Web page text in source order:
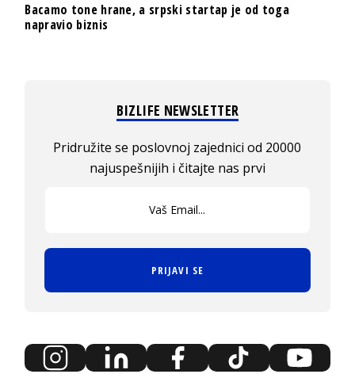
Bacamo tone hrane, a srpski startap je od toga
napravio biznis
BIZLIFE NEWSLETTER
Pridružite se poslovnoj zajednici od 20000
najuspešnijih i čitajte nas prvi
PRIJAVI SE